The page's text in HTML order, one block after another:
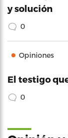
y solución
0
Opiniones
El testigo
0